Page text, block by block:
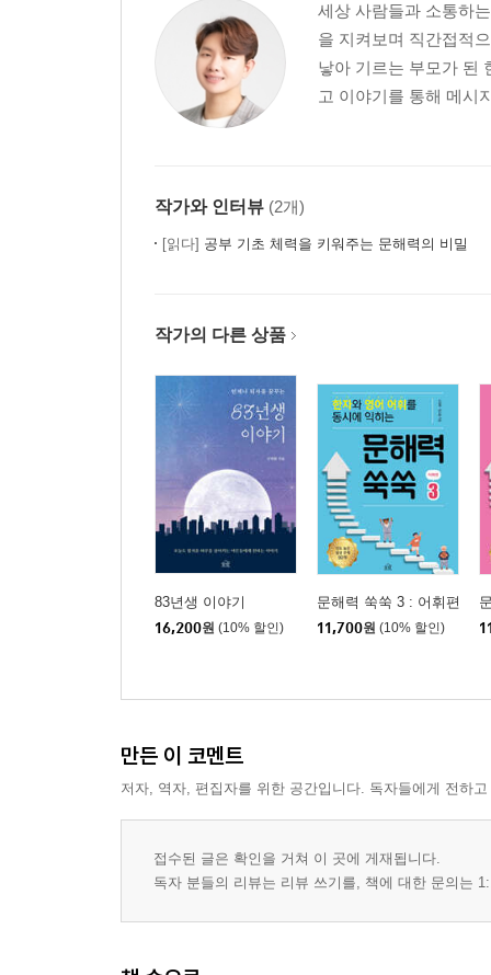
세상 사람들과 소통하
을 지켜보며 직간접적
낳아 기르는 부모가 된
고 이야기를 통해 메시
작가와 인터뷰 (2개)
[읽다] 공부 기초 체력을 키워주는 문해력의 비밀
작가의 다른 상품
83년생 이야기
16,200원 (10% 할인)
문해력 쑥쑥 3 : 어휘편
11,700원 (10% 할인)
만든 이 코멘트
저자, 역자, 편집자를 위한 공간입니다. 독자들에게 전하
접수된 글은 확인을 거쳐 이 곳에 게재됩니다.
독자 분들의 리뷰는 리뷰 쓰기를, 책에 대한 문의는